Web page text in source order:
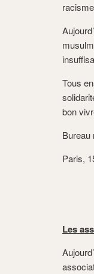
Tous
bon
Bureau
Paris,
Les